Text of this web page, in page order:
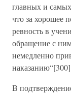
главных и
что за хорошее
ревность в
обращение с
немедленно
В